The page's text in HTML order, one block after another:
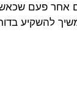
אחר פעם
להשקיע